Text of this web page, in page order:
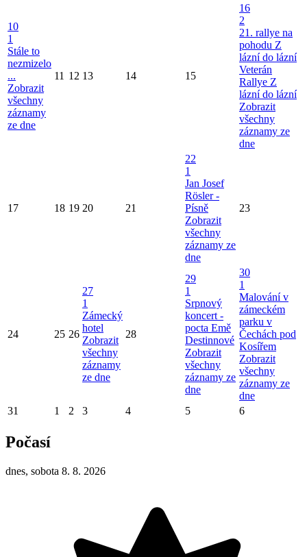
10
1
Stále to
nezmizelo
...
Zobrazit
všechny
záznamy
ze dne
11 12 13 14 15
16
2
21. rallye na
pohodu Z
lázní do lázní
Veterán
Rallye Z
lázní do lázní
Zobrazit
všechny
záznamy ze
dne
17 18 19 20 21
22
1
Jan Josef
Rösler -
Písně
Zobrazit
všechny
záznamy ze
dne
23
24 25 26
27
1
Zámecký
hotel
Zobrazit
všechny
záznamy
ze dne
28
29
1
Srpnový
koncert -
pocta Emě
Destinnové
Zobrazit
všechny
záznamy ze
dne
30
1
Malování v
zámeckém
parku v
Čechách pod
Kosířem
Zobrazit
všechny
záznamy ze
dne
31
1 2 3 4 5 6
Počasí
dnes, sobota 8. 8. 2026